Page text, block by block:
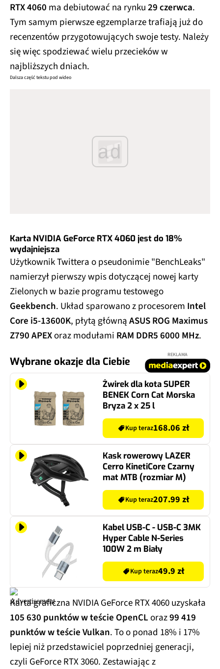
RTX 4060 ma debiutować na rynku29 czerwca.
Tym samym pierwsze egzemplarze trafiają już do
recenzentów przygotowujących swoje testy. Należy
się więc spodziewać wielu przecieków w
najbliższych dniach.
Dalsza część tekstu pod wideo
ad
Karta NVIDIA GeForce RTX 4060 jest do 18%
wydajniejsza
Użytkownik Twittera o pseudonimie "BenchLeaks"
namierzył pierwszy wpis dotyczącej nowej karty
Zielonych w bazie programu testowego
Geekbench. Układ sparowano z procesorem Intel
Core i5-13600K, płytą głównąASUS ROG Maximus
Z790 APEXoraz modułami RAM DDR5 6000 MHz.
Wybrane okazje dla Ciebie
REKLAMA
Żwirek dla kota SUPER
BENEK Corn Cat Morska
Bryza 2 x 25 l
Kup teraz168.06 zł
Kask rowerowy LAZER
Cerro KinetiCore Czarny
mat MTB (rozmiar M)
Kup teraz207.99 zł
Kabel USB-C - USB-C 3MK
Hyper Cable N-Series
100W 2 m Biały
Kup teraz49.9 zł
Karta graficzna NVIDIA GeForce RTX 4060 uzyskała
105 630 punktów w teście OpenCLoraz99 419
punktów w teście Vulkan. To o ponad 18% i 17%
lepiej niż przedstawiciel poprzedniej generacji,
czyli GeForce RTX 3060. Zestawiając z